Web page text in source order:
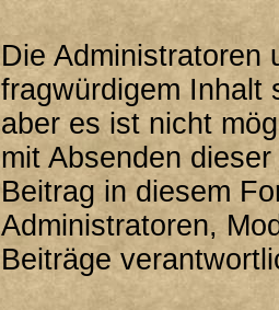
Die Administratoren
fragwürdigem Inhalt
aber es ist nicht
mit Absenden
Beitrag in diesem
Administratoren,
Beiträge